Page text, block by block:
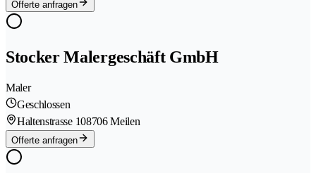
Offerte anfragen
Stocker Malergeschäft GmbH
Maler
Geschlossen
Haltenstrasse 108706 Meilen
Offerte anfragen